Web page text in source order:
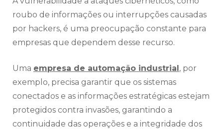
roubo de informações ou interrupções causadas
por hackers, é uma preocupação constante para
empresas que dependem desse recurso.
Uma empresa de automação industrial, por
exemplo, precisa garantir que os sistemas
conectados e as informações estratégicas estejam
protegidos contra invasões, garantindo a
continuidade das operações e a integridade dos